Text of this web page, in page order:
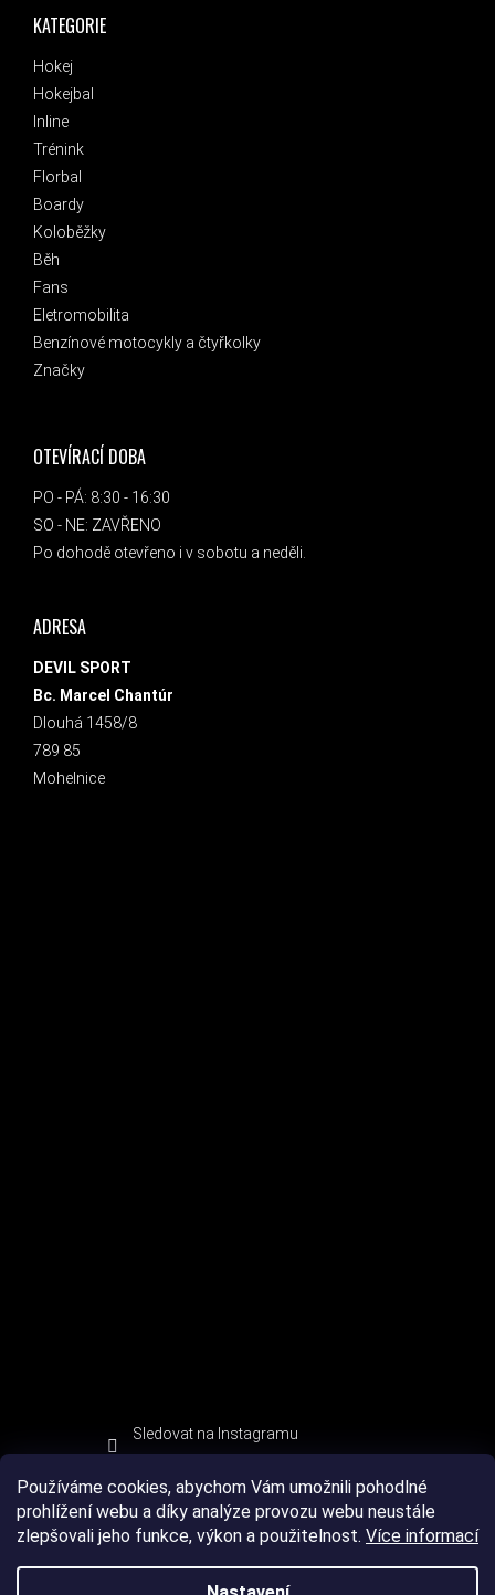
Používáme cookies, abychom Vám umožnili pohodlné
prohlížení webu a díky analýze provozu webu neustále
zlepšovali jeho funkce, výkon a použitelnost. Více informací
KATEGORIE
Hokej
Hokejbal
Inline
Trénink
Florbal
Boardy
Koloběžky
Běh
Fans
Eletromobilita
Benzínové motocykly a čtyřkolky
Značky
OTEVÍRACÍ DOBA
PO - PÁ: 8:30 - 16:30
SO - NE: ZAVŘENO
Po dohodě otevřeno i v sobotu a neděli.
ADRESA
DEVIL SPORT
Bc. Marcel Chantúr
Dlouhá 1458/8
789 85
Mohelnice
Sledovat na Instagramu